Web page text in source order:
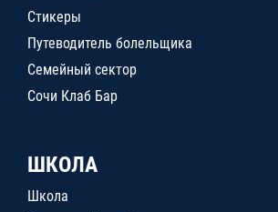
Стикеры
Путеводитель болельщика
Семейный сектор
Сочи Клаб Бар
ШКОЛА
Школа